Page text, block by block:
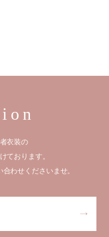
衣装の
ております。
わせくださいませ。